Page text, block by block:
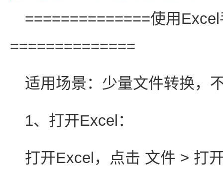
==============使用
==============
适用场景：少量文件转换，
1、打开Excel：
打开Excel，点击 文件 > 打